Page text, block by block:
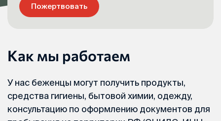
Пожертвовать
Как мы работаем
У нас беженцы могут получить продукты,
средства гигиены, бытовой химии, одежду,
консультацию по оформлению документов для